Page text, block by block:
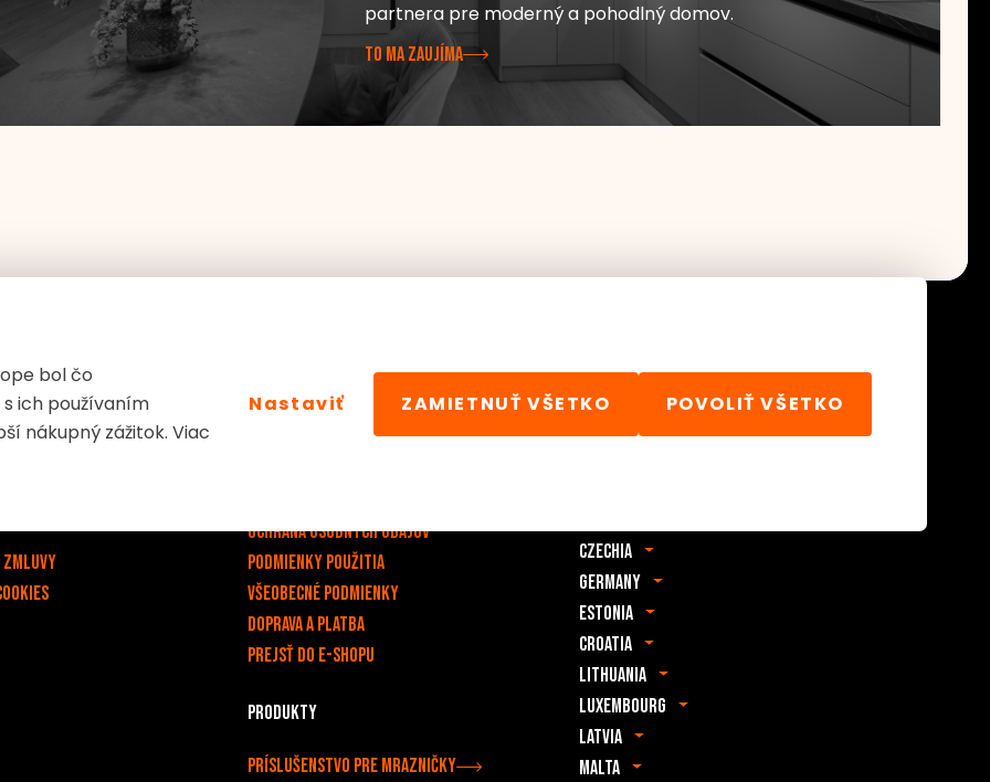
partnera pre moderný a pohodlný domov.
TO MA ZAUJÍMA
zmluvy
E-shop
Ochrana osobných údajov
PODMIENKY POUŽITIA
Všeobecné podmienky
Doprava a platba
Prejsť do e-shopu
Produkty
Príslušenstvo pre mrazničky
Zahraničné zastúpenie
Czechia
Germany
Estonia
Croatia
Lithuania
Luxembourg
Latvia
Malta
bol čo
ich používaním
nákupný zážitok. Viac
Nastaviť ZAMIETNUŤ VŠETKO POVOLIŤ VŠETKO